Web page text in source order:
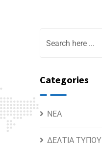
Categories
NEA
ΔΕΛΤΙΑ ΤΥΠΟΥ